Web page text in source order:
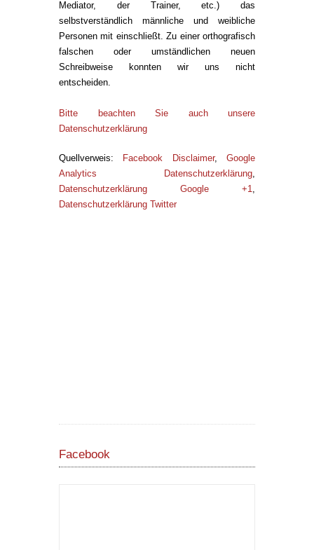
Mediator, der Trainer, etc.) das
selbstverständlich männliche und weibliche
Personen mit einschließt. Zu einer orthografisch
falschen oder umständlichen neuen
Schreibweise konnten wir uns nicht
entscheiden.
Bitte beachten Sie auch unsere
Datenschutzerklärung
Quellverweis: Facebook Disclaimer,Google
Analytics Datenschutzerklärung
Datenschutzerklärung Google +1
Datenschutzerklärung Twitter
Facebook